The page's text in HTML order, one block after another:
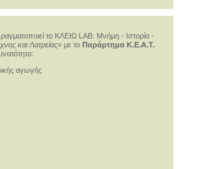
το ΚΛΕΙΩ LAB: Μνήμη - Ιστορία -
και Λατρείας» με το Παράρτημα Κ.Ε.Α.Τ.
αγωγής